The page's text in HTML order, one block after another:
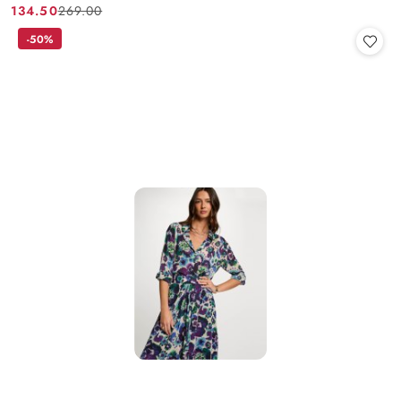
Cena
promocyjna:
134.50
Cena
przed
269.00
-50%